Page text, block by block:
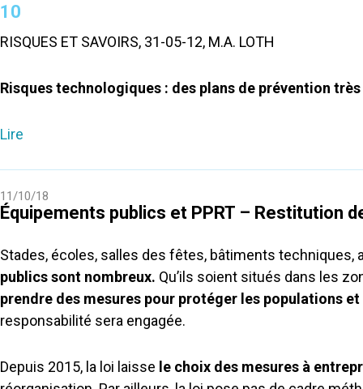
10
RISQUES ET SAVOIRS, 31-05-12, M.A. LOTH
Risques technologiques : des plans de prévention
Lire
11/10/18
Équipements publics et PPRT – Restitution
Stades, écoles, salles des fêtes, bâtiments techniques,
publics sont nombreux. Qu’ils soient situés dans les
prendre des mesures pour protéger les populations
responsabilité sera engagée.
Depuis 2015, la loi laisse le choix des mesures à